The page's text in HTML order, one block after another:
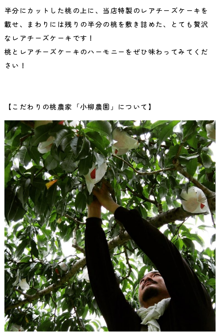
半分にカットした桃の上に、当店特製のレアチーズケーキを
載せ、まわりには残りの半分の桃を敷き詰めた、とても贅沢
なレアチーズケーキです！
桃とレアチーズケーキのハーモニーをぜひ味わってみてくだ
さい！
【こだわりの桃農家「小柳農園」について】